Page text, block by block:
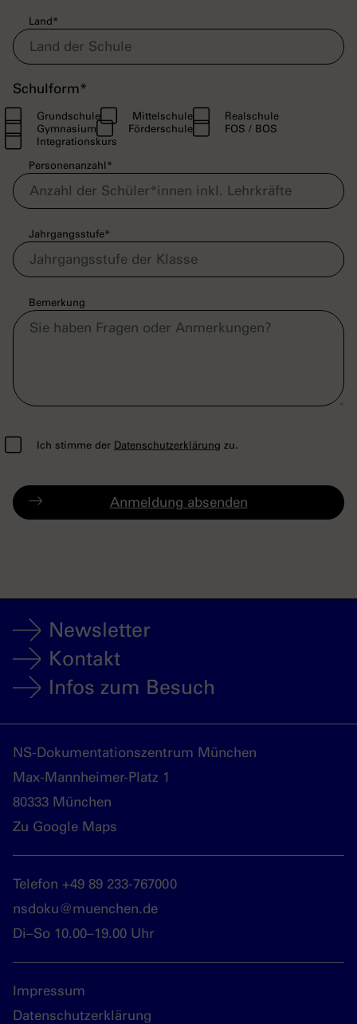
Land*
Schulform*
Grundschule Mittelschule
Realschule
Gymnasium
Förderschule
FOS / BOS
Integrationskurs
Personenanzahl *
Jahrgangsstufe*
Bemerkung
Ich stimme der Datenschutzerklärung zu.
Newsletter
Kontakt
Infos zum Besuch
NS-Dokumentationszentrum München
Max-Mannheimer-Platz 1
80333 München
Zu Google Maps
Telefon +49 89 233-767000
nsdoku@muenchen.de
Di–So 10.00–19.00 Uhr
Impressum
Datenschutzerklärung